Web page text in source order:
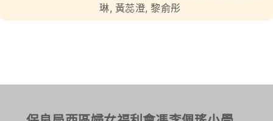
琳, 黃蕊澄,黎俞彤